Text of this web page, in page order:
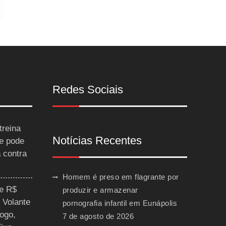
pode
contra
R$
Redes Sociais
Notícias Recentes
Homem é preso em flagrante por
produzir e armazenar
pornografia infantil em Eunápolis
7 de agosto de 2026